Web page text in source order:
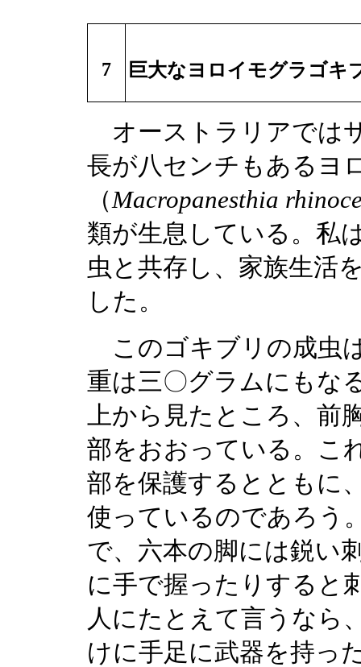
7 巨大なヨロイモグラゴキ
オーストラリアでは
長が八センチもあるヨ
（Macropanesthia
類が生息している。私
虫と共存し、家族生活
した。
このゴキブリの成虫
重は三〇グラムにもな
上から見たところ、前
部をおおっている。こ
部を保護するとともに
使っているのであろう
で、六本の脚には鋭い
に手で握ったりすると
人にたとえて言うなら
けに手足に武器を持っ